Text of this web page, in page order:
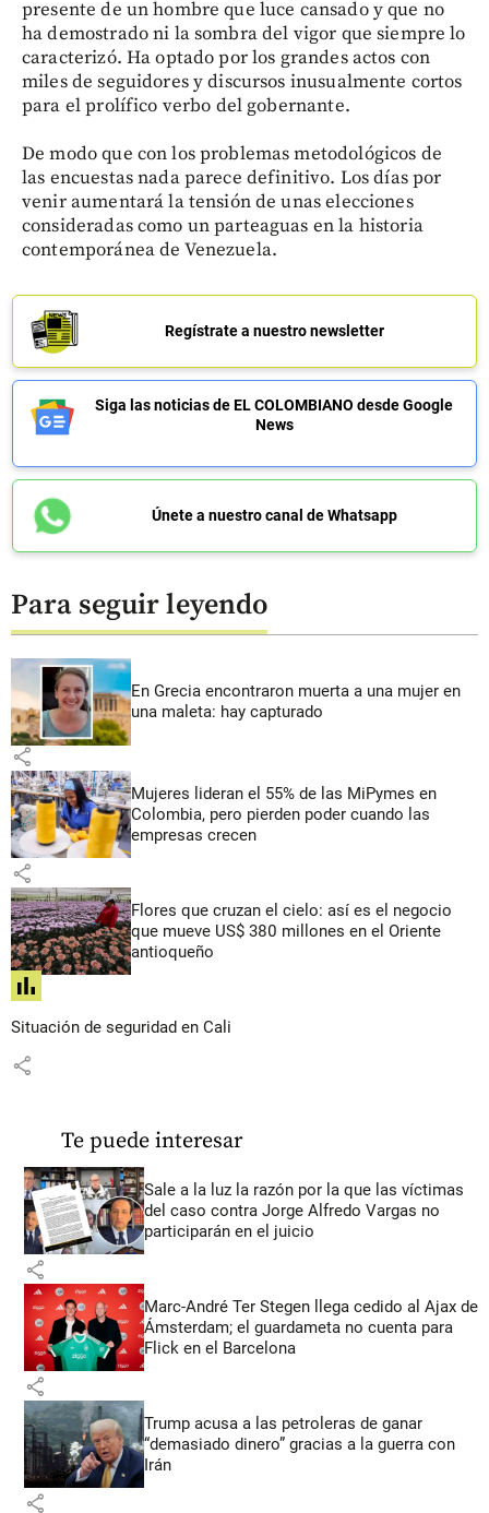
presente de un hombre que luce cansado y que no
ha demostrado ni la sombra del vigor que siempre lo
caracterizó. Ha optado por los grandes actos con
miles de seguidores y discursos inusualmente cortos
para el prolífico verbo del gobernante.
De modo que con los problemas metodológicos de
las encuestas nada parece definitivo. Los días por
venir aumentará la tensión de unas elecciones
consideradas como un parteaguas en la historia
contemporánea de Venezuela.
Regístrate a nuestro newsletter
Siga las noticias de EL COLOMBIANO desde Google
News
Únete a nuestro canal de Whatsapp
Para seguir leyendo
En Grecia encontraron muerta a una mujer en
una maleta: hay capturado
share
Mujeres lideran el 55% de las MiPymes en
Colombia, pero pierden poder cuando las
empresas crecen
share
Flores que cruzan el cielo: así es el negocio
que mueve US$ 380 millones en el Oriente
antioqueño
share
Situación de seguridad en Cali
share
Te puede interesar
Sale a la luz la razón por la que las víctimas
del caso contra Jorge Alfredo Vargas no
participarán en el juicio
share
Marc-André Ter Stegen llega cedido al Ajax de
Ámsterdam; el guardameta no cuenta para
Flick en el Barcelona
share
Trump acusa a las petroleras de ganar
“demasiado dinero” gracias a la guerra con
Irán
share